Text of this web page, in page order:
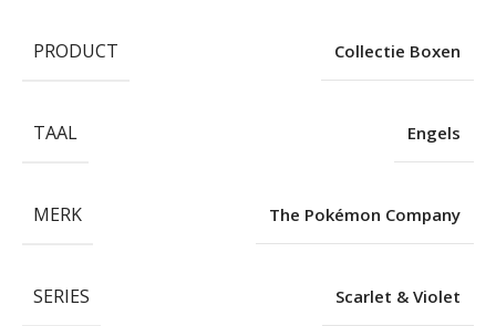
PRODUCT Collectie Boxen
TAAL Engels
MERK The Pokémon Company
SERIES Scarlet & Violet